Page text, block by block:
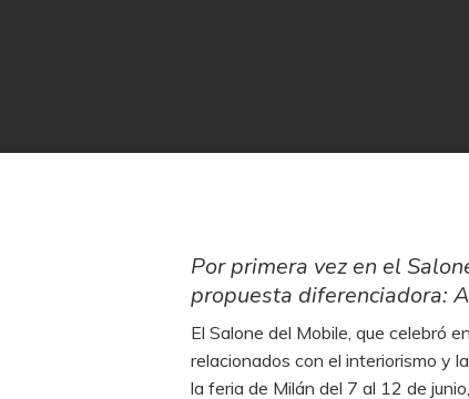
Por primera vez en el
propuesta diferenciadora:
El Salone del Mobile, que celebró
relacionados con el interiorismo y
la feria de Milán del 7 al 12 de